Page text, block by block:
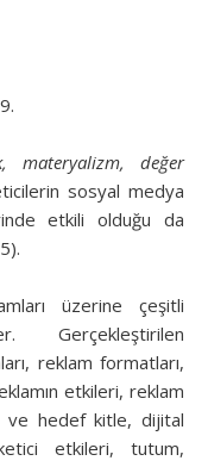
materyalizm, değer
sosyal medya
etkili olduğu da
üzerine çeşitli
Gerçekleştirilen
reklam formatları,
etkileri, reklam
ve hedef kitle, dijital
etkileri, tutum,